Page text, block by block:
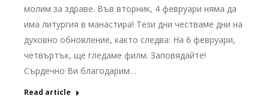
молим за здраве. Във вторник, 4 февруари няма да
има литургия в манастира! Тези дни честваме дни на
духовно обновление, както следва: На 6 февруари,
четвъртък, ще гледаме филм. Заповядайте!
Сърдечно Ви благодарим…
Read article